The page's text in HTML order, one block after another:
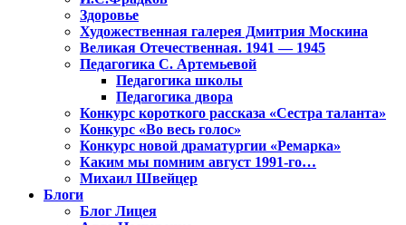
Здоровье
Художественная галерея Дмитрия Москина
Великая Отечественная. 1941 — 1945
Педагогика С. Артемьевой
Педагогика школы
Педагогика двора
Конкурс короткого рассказа «Сестра таланта»
Конкурс «Во весь голос»
Конкурс новой драматургии «Ремарка»
Каким мы помним август 1991-го…
Михаил Швейцер
Блоги
Блог Лицея